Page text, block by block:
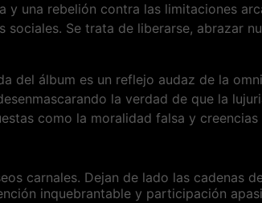
una rebelión contra las limitaciones
Se trata de liberarse, abrazar
del álbum es un reflejo audaz de la
la verdad de que la
como la moralidad falsa y creencias
carnales. Dejan de lado las cadenas
inquebrantable y participación